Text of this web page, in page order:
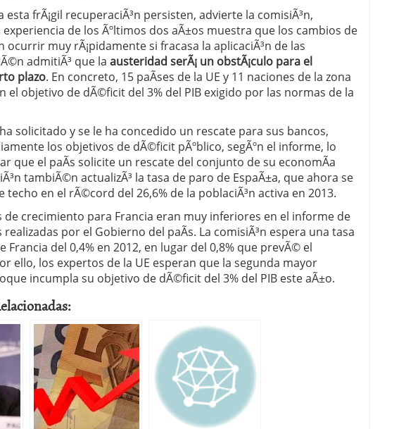
esta frÃ¡gil recuperaciÃ³n persisten, advierte la comisiÃ³n,
de los Ãºltimos dos aÃ±os muestra que los cambios de
ocurrir muy rÃ¡pidamente si fracasa la aplicaciÃ³n de las
admitiÃ³ que la austeridad serÃ¡ un obstÃ¡culo para el
plazo. En concreto, 15 paÃ­ses de la UE y 11 naciones de la zona
el objetivo de dÃ©ficit del 3% del PIB exigido por las normas de la
solicitado y se le ha concedido un rescate para sus bancos,
los objetivos de dÃ©ficit pÃºblico, segÃºn el informe, lo
que el paÃ­s solicite un rescate del conjunto de su economÃ­a
tambiÃ©n actualizÃ³ la tasa de paro de EspaÃ±a, que ahora se
techo en el rÃ©cord del 26,6% de la poblaciÃ³n activa en 2013.
de crecimiento para Francia eran muy inferiores en el informe de
realizadas por el Gobierno del paÃ­s. La comisiÃ³n espera una tasa
Francia del 0,4% en 2012, en lugar del 0,8% que prevÃ© el
ello, los expertos de la UE esperan que la segunda mayor
incumpla su objetivo de dÃ©ficit del 3% del PIB este aÃ±o.